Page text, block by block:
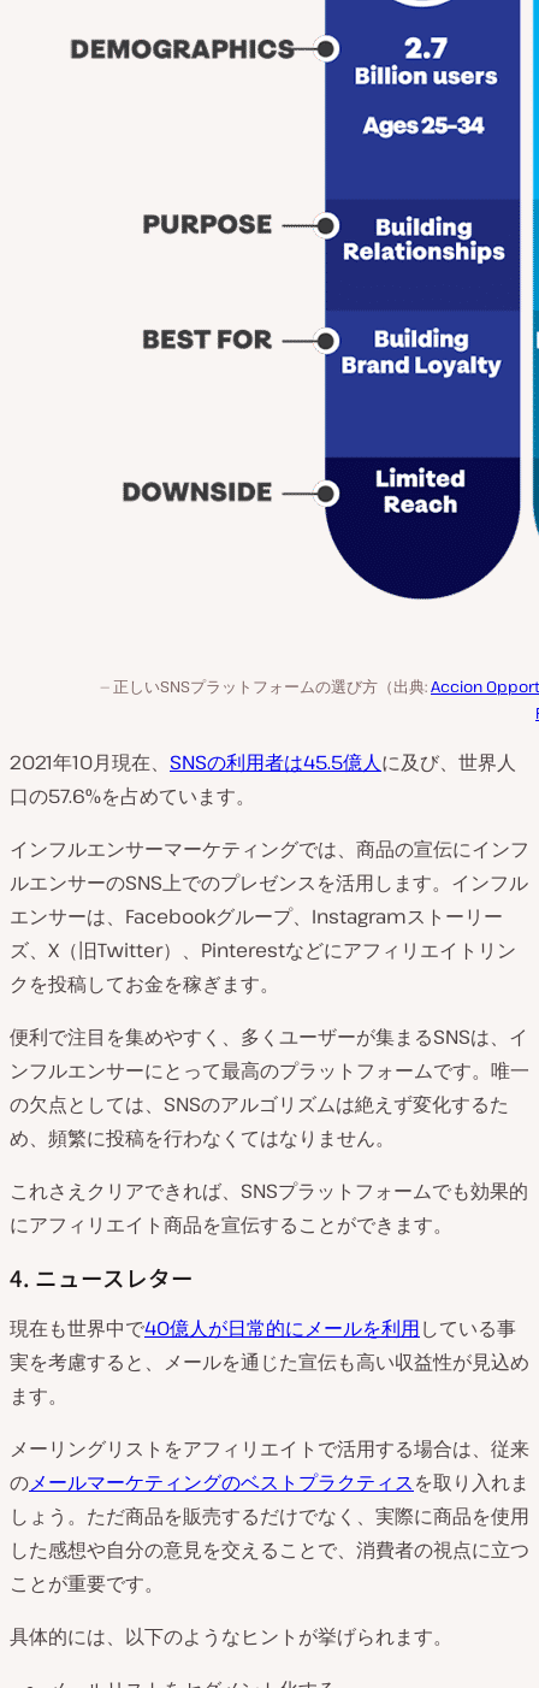
正しいSNSプラットフォームの選び方（出典:Accion
2021年10月現在、 SNSの利用者は45.5億人に及び、世界人
口の57.6%を占めています。
インフルエンサーマーケティングでは、商品の宣伝にインフ
ルエンサーのSNS上でのプレゼンスを活用します。インフル
エンサーは、Facebookグループ、Instagramストーリー
ズ、X（旧Twitter）、Pinterestなどにアフィリエイトリン
クを投稿してお金を稼ぎます。
便利で注目を集めやすく、多くユーザーが集まるSNSは、イ
ンフルエンサーにとって最高のプラットフォームです。唯一
の欠点としては、SNSのアルゴリズムは絶えず変化するた
め、頻繁に投稿を行わなくてはなりません。
これさえクリアできれば、SNSプラットフォームでも効果的
にアフィリエイト商品を宣伝することができます。
4. ニュースレター
現在も世界中で40億人が日常的にメールを利用している事
実を考慮すると、メールを通じた宣伝も高い収益性が見込め
ます。
メーリングリストをアフィリエイトで活用する場合は、従来
のメールマーケティングのベストプラクティスを取り入れま
しょう。ただ商品を販売するだけでなく、実際に商品を使用
した感想や自分の意見を交えることで、消費者の視点に立つ
ことが重要です。
具体的には、以下のようなヒントが挙げられます。